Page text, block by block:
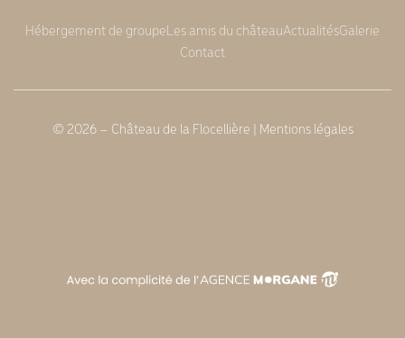
Hébergement de groupeLes amis du châteauActualitésGalerie
Contact
© 2026 – Château de la Flocellière | Mentions légales